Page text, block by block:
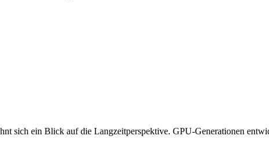
sich ein Blick auf die Langzeitperspektive. GPU-Generationen